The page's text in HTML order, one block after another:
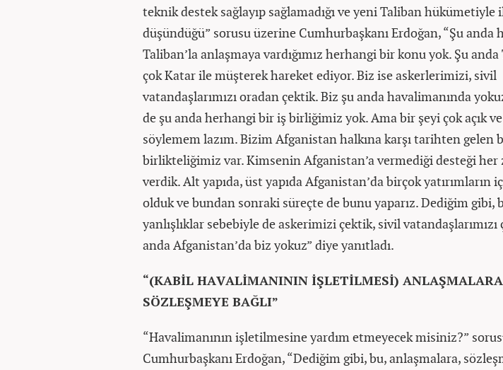
teknik destek sağlayıp sağlamadığı ve yeni Taliban hükümetiyle
düşündüğü” sorusu üzerine Cumhurbaşkanı Erdoğan, “Şu anda
Taliban’la anlaşmaya vardığımız herhangi bir konu yok. Şu
çok Katar ile müşterek hareket ediyor. Biz ise askerlerimizi, sivil
vatandaşlarımızı oradan çektik. Biz şu anda havalimanında
de şu anda herhangi bir iş birliğimiz yok. Ama bir şeyi çok açık
söylemem lazım. Bizim Afganistan halkına karşı tarihten gelen
birlikteliğimiz var. Kimsenin Afganistan’a vermediği desteği her
verdik. Alt yapıda, üst yapıda Afganistan’da birçok yatırımların
olduk ve bundan sonraki süreçte de bunu yaparız. Dediğim gibi,
yanlışlıklar sebebiyle de askerimizi çektik, sivil vatandaşlarımızı
anda Afganistan’da biz yokuz” diye yanıtladı.
“(KABİL HAVALİMANININ İŞLETİLMESİ)
SÖZLEŞMEYE BAĞLI”
“Havalimanının işletilmesine yardım etmeyecek misiniz?”
Cumhurbaşkanı Erdoğan, “Dediğim gibi, bu, anlaşmalara,